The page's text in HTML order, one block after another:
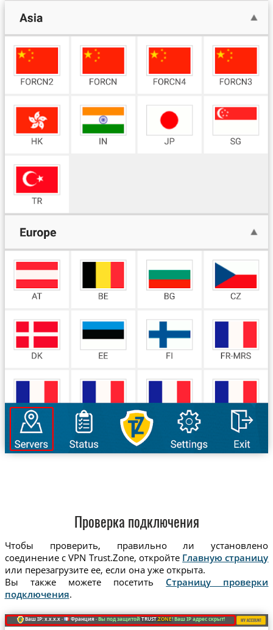
Проверка подключения
Чтобы проверить, правильно ли установлено
соединение с VPN Trust.Zone, откройте Главную страницу
или перезагрузите ее, если она уже открыта.
Вы также можете посетить Страницу проверки
подключения.
Ваш IP: x.x.x.x · Франция ·Вы под защитойTRUST.ZONE! Ваш IP адрес скрыт!